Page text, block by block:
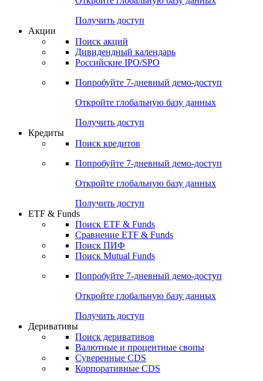
Получить доступ
Акции
Поиск акций
Дивидендный календарь
Российские IPO/SPO
Попробуйте 7-дневный демо-доступ
Откройте глобальную базу данных
Получить доступ
Кредиты
Поиск кредитов
Попробуйте 7-дневный демо-доступ
Откройте глобальную базу данных
Получить доступ
ETF & Funds
Поиск ETF & Funds
Сравнение ETF & Funds
Поиск ПИФ
Поиск Mutual Funds
Попробуйте 7-дневный демо-доступ
Откройте глобальную базу данных
Получить доступ
Деривативы
Поиск деривативов
Валютные и процентные свопы
Суверенные CDS
Корпоративные CDS